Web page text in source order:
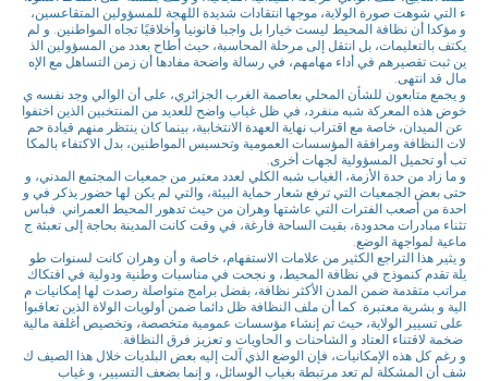
ء التي شوهت صورة الولاية، موجها انتقادات شديدة اللهجة للمسؤولين المتقاعسين،
و مؤكدا أن نظافة المحيط ليست خيارا بل واجبا قانونيا وأخلاقيًا تجاه المواطنين. و لم
يكتف بالتعليمات، بل انتقل إلى مرحلة المحاسبة، حيث أطاح بعدد من المسؤولين الذ
ين ثبت تقصيرهم في أداء مهامهم، في رسالة واضحة مفادها أن زمن التساهل مع الإه
مال قد انتهى.
و يجمع متابعون للشأن المحلي بعاصمة الغرب الجزائري، على أن الوالي وجد نفسه ي
خوض هذه المعركة شبه منفرد، في ظل غياب واضح للعديد من المنتخبين الذين اختفوا
عن الميدان، خاصة مع اقتراب نهاية العهدة الانتخابية، بينما كان ينتظر منهم قيادة حم
لات النظافة ومرافقة المؤسسات العمومية وتحسيس المواطنين، بدل الاكتفاء بالمكا
تب أو تحميل المسؤولية لجهات أخرى.
و ما زاد من حدة الأزمة، الغياب شبه الكلي لعدد معتبر من جمعيات المجتمع المدني، و
حتى بعض الجمعيات التي ترفع شعار حماية البيئة، والتي لم يكن لها حضور يذكر في و
احدة من أصعب الفترات التي عاشتها وهران من حيث تدهور المحيط العمراني. فباس
تثناء مبادرات محدودة، بقيت الساحة فارغة، في وقت كانت المدينة بحاجة إلى تعبئة ج
ماعية لمواجهة الوضع.
و يثير هذا التراجع الكثير من علامات الاستفهام، خاصة و أن وهران كانت لسنوات طو
يلة تقدم كنموذج في نظافة المحيط، و نجحت في مناسبات وطنية ودولية في افتكاك
مراتب متقدمة ضمن المدن الأكثر نظافة، بفضل برامج متواصلة رصدت لها إمكانيات م
الية و بشرية معتبرة. كما أن ملف النظافة ظل دائما ضمن أولويات الولاة الذين تعاقبوا
على تسيير الولاية، حيث تم إنشاء مؤسسات عمومية متخصصة، وتخصيص أغلفة مالية
ضخمة لاقتناء العتاد و الشاحنات و الحاويات و تعزيز فرق النظافة.
و رغم كل هذه الإمكانيات، فإن الوضع الذي آلت إليه بعض البلديات خلال هذا الصيف ك
شف أن المشكلة لم تعد مرتبطة بغياب الوسائل، و إنما بضعف التسيير، و غياب